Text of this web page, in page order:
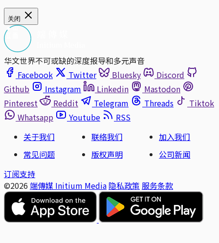
关闭
华文世界不可或缺的深度报导和多元声音
Facebook
Twitter Bluesky
Discord
Github
Instagram Linkedin
Mastodon
Pinterest
Reddit Telegram Threads
Tiktok
Whatsapp
Youtube
RSS
关于我们
联络我们
加入我们
常见问题
版权声明
公司新闻
订阅支持
©2026 端傳媒 Initium Media 隐私政策 服务条款